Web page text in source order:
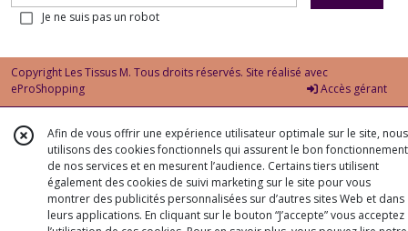
Je ne suis pas un robot
Copyright Les Tissus M. Tous droits réservés. Site réalisé avec
eProShopping
Accès gérant
Afin de vous offrir une expérience utilisateur optimale sur le site, nous
utilisons des cookies fonctionnels qui assurent le bon fonctionnement
de nos services et en mesurent l’audience. Certains tiers utilisent
également des cookies de suivi marketing sur le site pour vous
montrer des publicités personnalisées sur d’autres sites Web et dans
leurs applications. En cliquant sur le bouton “J’accepte” vous acceptez